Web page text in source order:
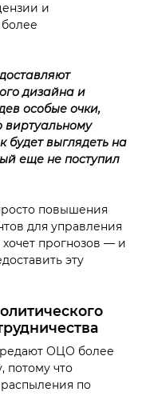
и
дизайна и
особые очки,
виртуальному
будет выглядеть на
еще не поступил
повышения
для управления
прогнозов — и
эту
ОЦО более
потому что
по